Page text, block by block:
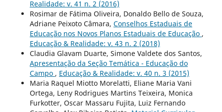
Realidade: v. 41 n. 2 (2016)
Rosimar de Fátima Oliveira, Donaldo Bello de Souza,
Adriane Peixoto Câmara, Conselhos Estaduais de
Educação nos Novos Planos Estaduais de Educação ,
Educação & Realidade: v. 43 n. 2 (2018)
Claudia Glavam Duarte, Simone Valdete dos Santos,
Apresentação da Seção Temática - Educação do
Campo , Educação & Realidade: v. 40 n. 3 (2015)
Maria Raquel Miotto Morelatti, Eliane Maria Vani
Ortega, Leny Rodrigues Martins Teixeira, Monica
Furkotter, Oscar Massaru Fujita, Luiz Fernando